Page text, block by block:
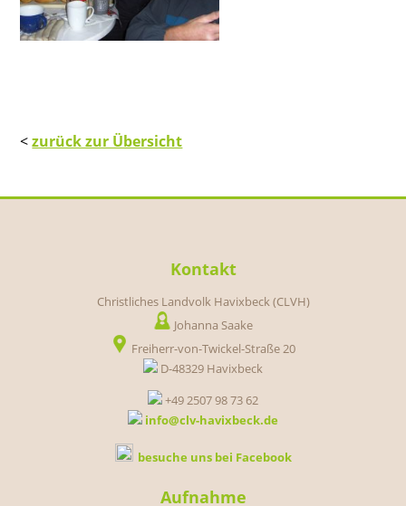
<zurück zur Übersicht
Kontakt
Christliches Landvolk Havixbeck (CLVH)
Johanna Saake
Freiherr-von-Twickel-Straße 20
D-48329 Havixbeck
+49 2507 98 73 62
info@clv-havixbeck.de
besuche uns bei Facebook
Aufnahme